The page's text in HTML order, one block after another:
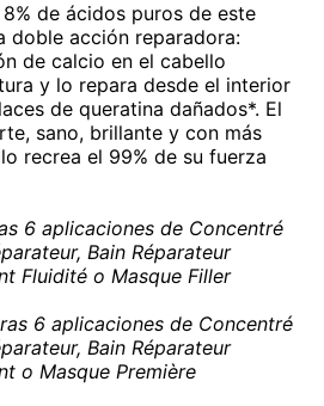
de ácidos puros de este
doble acción reparadora:
de calcio en el cabello
y lo repara desde el interior
de queratina dañados*. El
sano, brillante y con más
recrea el 99% de su fuerza
6 aplicaciones de Concentré
Bain Réparateur
Fluidité o Masque Filler
6 aplicaciones de Concentré
Bain Réparateur
o Masque Première